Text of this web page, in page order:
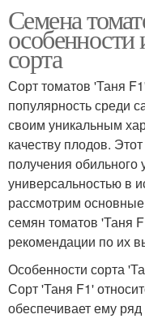
Семена
сорта
Сорт томатов 'Таня
популярность среди
своим уникальным
качеству плодов.
получения обильного
универсальностью в
рассмотрим
семян томатов 'Таня
рекомендации по их
Особенности сорта
Сорт 'Таня F1'
обеспечивает ему